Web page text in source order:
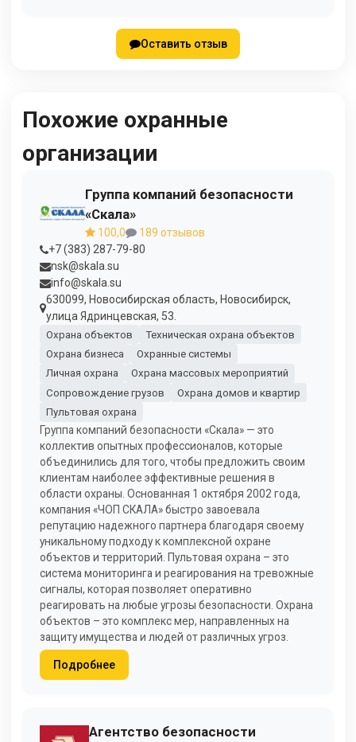
Оставить отзыв
Похожие охранные
организации
Группа компаний безопасности
«Скала»
100,0
189 отзывов
+7 (383) 287-79-80
nsk@skala.su
info@skala.su
630099, Новосибирская область, Новосибирск,
улица Ядринцевская, 53.
Охрана объектов
Техническая охрана объектов
Охрана бизнеса
Охранные системы
Личная охрана
Охрана массовых мероприятий
Сопровождение грузов
Охрана домов и квартир
Пультовая охрана
Группа компаний безопасности «Скала» — это
коллектив опытных профессионалов, которые
объединились для того, чтобы предложить своим
клиентам наиболее эффективные решения в
области охраны. Основанная 1 октября 2002 года,
компания «ЧОП СКАЛА» быстро завоевала
репутацию надежного партнера благодаря своему
уникальному подходу к комплексной охране
объектов и территорий. Пультовая охрана – это
система мониторинга и реагирования на тревожные
сигналы, которая позволяет оперативно
реагировать на любые угрозы безопасности. Охрана
объектов – это комплекс мер, направленных на
защиту имущества и людей от различных угроз.
Подробнее
Агентство безопасности